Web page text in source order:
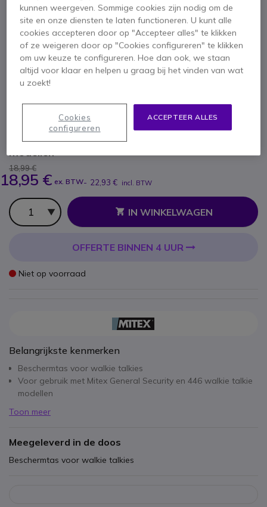
Beschermtas voor
Mitex General,
Security en 446
walkie talkies
SKU MITCASEGEN // Referentie fabrikant: MITEX CASE
Beschermtas voor General, Security en 446
modellen
18,99 €
18,95 € ex. BTW- 22,93 € incl. BTW
Aantal
IN WINKELWAGEN
OFFERTE BINNEN 4 UUR
Niet op voorraad
Belangrijkste kenmerken
Beschermtas voor walkie talkies
Voor gebruik met Mitex General Security en 446 walkie talkie
modellen
Toon meer
Meegeleverd in de doos
Beschermtas voor walkie talkies
Ga naar het begin van de afbeeldingen-gallerij
kunnen weergeven. Sommige cookies zijn nodig om de
site en onze diensten te laten functioneren. U kunt alle
cookies accepteren door op "Accepteer alles" te klikken
of ze weigeren door op "Cookies configureren" te klikken
om uw keuze te configureren. Hoe dan ook, we staan
altijd voor klaar en helpen u graag bij het vinden van wat
u zoekt!
ACCEPTEER ALLES
Cookies
configureren